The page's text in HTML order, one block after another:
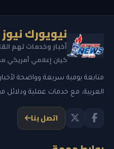
نيويورك نيوز
أخبار وخدمات تهم
كيان إعلامي أمريكي مسجل
متابعة يومية سريعة وواضحة لأخبار
العربية، مع خدمات عملية ودلائل
اتصل بنا